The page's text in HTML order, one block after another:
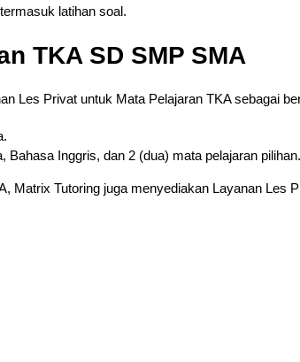
latihan soal.
TKA SD SMP SMA
Les Privat untuk Mata Pelajaran TKA sebagai
Inggris, dan 2 (dua) mata pelajaran pilihan.
Matrix Tutoring juga menyediakan Layanan Les